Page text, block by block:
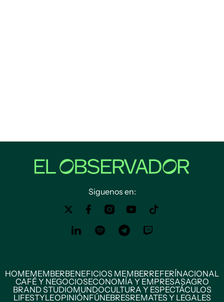
Siguenos en:
HOMEMEMBERBENEFICIOS MEMBERREFERÍNACIONAL
CAFÉ Y NEGOCIOSECONOMÍA Y EMPRESASAGRO
BRAND STUDIOMUNDOCULTURA Y ESPECTÁCULOS
LIFESTYLEOPINIÓNFÚNEBRESREMATES Y LEGALES